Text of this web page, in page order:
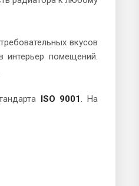
вкусов
интерьер помещений.
ISO 9001. На